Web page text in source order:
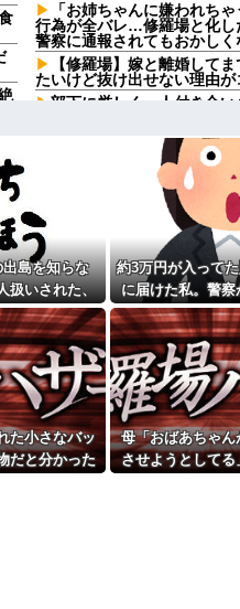
「お姉ちゃんに嫌われち
行為が全バレ…修羅場と化
警察に通報されてもおかしく
【修羅場】嫁と離婚して
たいけど抜け出せない理由
部下に厳しく、人付き合
文系学部卒ってどんな仕
【人口激変】日本人が減
市 2位横浜市 3位名古屋市
彼と婚約指輪を見に行っ
で。最大で90万円かな…」
い………負け組って感じで他
鍵失くした男「45分だけ
理です（警察呼びます）」→
不審者で草ｗｗｗ
お盆になると旦那の祖父母
いいよ」って言うんだけどト
【驚愕】サークルで付き合
来たんだがｗｗｗｗ
転校生と仲良くなってその
真があった
パートの面接で号泣しな
す」って熱弁してた人がいた
島を知らな
扱いされた、
てたのに
約3万円が入って
に届けた私。警
その金が私のも
た小さなバッ
だと分かった
母「おばあちゃ
させようとして